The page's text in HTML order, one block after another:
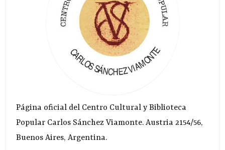
Página oficial del Centro Cultural y Biblioteca
Popular Carlos Sánchez Viamonte. Austria 2154/56,
Buenos Aires, Argentina.